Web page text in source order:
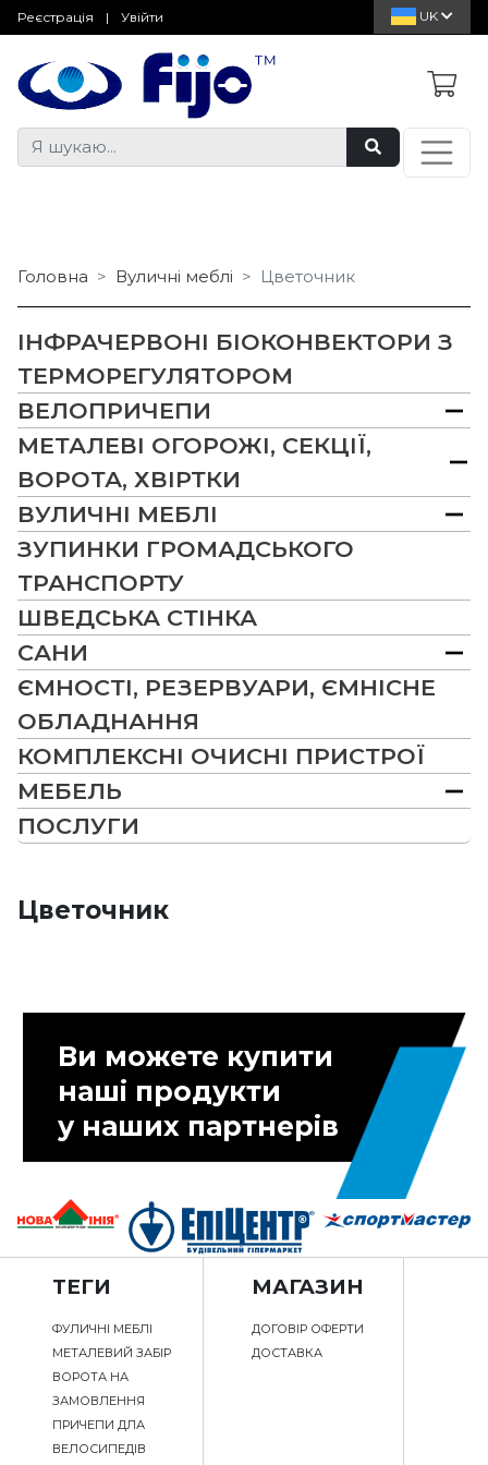
Реєстрація | Увійти UK
Головна Вуличні меблі Цветочник
ІНФРАЧЕРВОНІ БІОКОНВЕКТОРИ З
ТЕРМОРЕГУЛЯТОРОМ
ВЕЛОПРИЧЕПИ
МЕТАЛЕВІ ОГОРОЖІ, СЕКЦІЇ,
ВОРОТА, ХВІРТКИ
ВУЛИЧНІ МЕБЛІ
ЗУПИНКИ ГРОМАДСЬКОГО
ТРАНСПОРТУ
ШВЕДСЬКА СТІНКА
САНИ
ЄМНОСТІ, РЕЗЕРВУАРИ, ЄМНІСНЕ
ОБЛАДНАННЯ
КОМПЛЕКСНІ ОЧИСНІ ПРИСТРОЇ
МЕБЕЛЬ
ПОСЛУГИ
Цветочник
Ви можете купити
наші продукти
у наших партнерів
ТЕГИ
ФУЛИЧНІ МЕБЛІ
МЕТАЛЕВИЙ ЗАБІР
ВОРОТА НА
ЗАМОВЛЕННЯ
ПРИЧЕПИ ДЛА
ВЕЛОСИПЕДІВ
МАГАЗИН
ДОГОВІР ОФЕРТИ
ДОСТАВКА